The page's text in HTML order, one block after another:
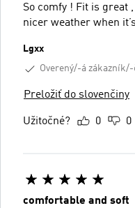
So comfy ! Fit is great
nicer weather when
Lgxx
Overený/-á
Preložiť do slovenčiny
Užitočné? 0 0
comfortable and soft